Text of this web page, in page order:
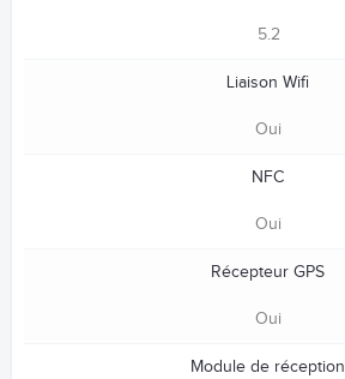
5.2
Liaison Wifi
Oui
NFC
Oui
Récepteur GPS
Oui
Module de réception